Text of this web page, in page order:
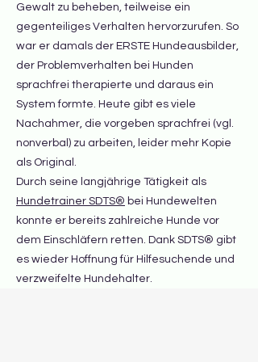
Gewalt zu beheben, teilweise ein
gegenteiliges Verhalten hervorzurufen. So
war er damals der ERSTE Hundeausbilder,
der Problemverhalten bei Hunden
sprachfrei therapierte und daraus ein
System formte. Heute gibt es viele
Nachahmer, die vorgeben sprachfrei (vgl.
nonverbal) zu arbeiten, leider mehr Kopie
als Original.
Durch seine langjährige Tätigkeit als
Hundetrainer SDTS® bei Hundewelten
konnte er bereits zahlreiche Hunde vor
dem Einschläfern retten. Dank SDTS® gibt
es wieder Hoffnung für Hilfesuchende und
verzweifelte Hundehalter.